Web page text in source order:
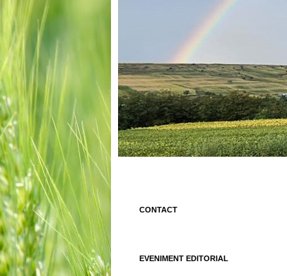
CONTACT
EVENIMENT EDITORIAL